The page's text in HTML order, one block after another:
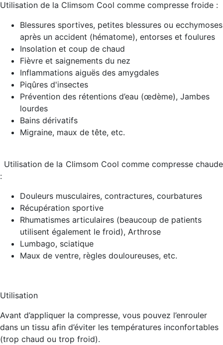
Utilisation de la Climsom Cool comme compresse froide :
Blessures sportives, petites blessures ou ecchymoses
après un accident (hématome), entorses et foulures
Insolation et coup de chaud
Fièvre et saignements du nez
Inflammations aiguës des amygdales
Piqûres d'insectes
Prévention des rétentions d’eau (œdème), Jambes
lourdes
Bains dérivatifs
Migraine, maux de tête, etc.
Utilisation de la Climsom Cool comme compresse chaude
:
Douleurs musculaires, contractures, courbatures
Récupération sportive
Rhumatismes articulaires (beaucoup de patients
utilisent également le froid), Arthrose
Lumbago, sciatique
Maux de ventre, règles douloureuses, etc.
Utilisation
Avant d’appliquer la compresse, vous pouvez l’enrouler
dans un tissu afin d’éviter les températures inconfortables
(trop chaud ou trop froid).